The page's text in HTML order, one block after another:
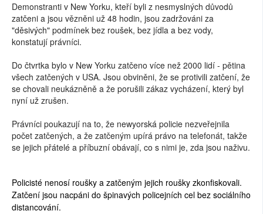
Demonstranti v New Yorku, kteří byli z nesmyslných důvodů
zatčeni a jsou vězněni už 48 hodin, jsou zadržováni za
"děsivých" podmínek bez roušek, bez jídla a bez vody,
konstatují právníci.
Do čtvrtka bylo v New Yorku zatčeno více než 2000 lidí - pětina
všech zatčených v USA. Jsou obviněni, že se protivili zatčení, že
se chovali neukázněně a že porušili zákaz vycházení, který byl
nyní už zrušen.
Právníci poukazují na to, že newyorská policie nezveřejnila
počet zatčených, a že zatčeným upírá právo na telefonát, takže
se jejich přátelé a příbuzní obávají, co s nimi je, zda jsou naživu.
Policisté nenosí roušky a zatčeným jejich roušky zkonfiskovali.
Zatčení jsou nacpáni do špinavých policejních cel bez sociálního
distancování.